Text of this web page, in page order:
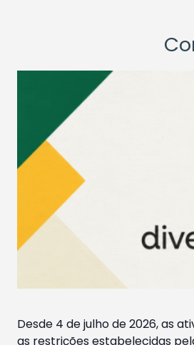
Desde 4 de julho de 2026, as
as restrições estabelecidas